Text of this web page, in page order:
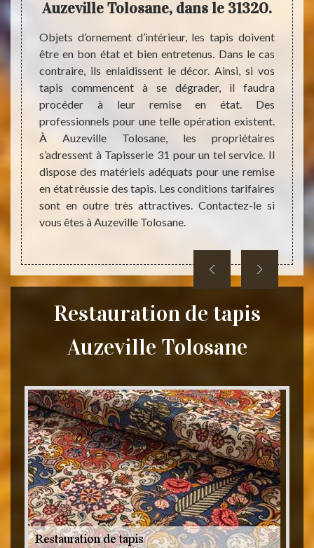
il
en
des
en
Auzeville Tolosane, dans le 31320.
Objets d’ornement d’intérieur, les tapis doivent
être en bon état et bien entretenus. Dans le cas
contraire, ils enlaidissent le décor. Ainsi, si vos
tapis commencent à se dégrader, il faudra
procéder à leur remise en état. Des
professionnels pour une telle opération existent.
À Auzeville Tolosane, les propriétaires
s’adressent à Tapisserie 31 pour un tel service. Il
dispose des matériels adéquats pour une remise
en état réussie des tapis. Les conditions tarifaires
sont en outre très attractives. Contactez-le si
vous êtes à Auzeville Tolosane.
Les
leur
en
la
vous
Restauration de tapis
Auzeville Tolosane